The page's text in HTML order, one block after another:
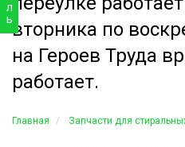
вторника по
на Героев Труда
работает.
Главная Запчасти для
л
ь